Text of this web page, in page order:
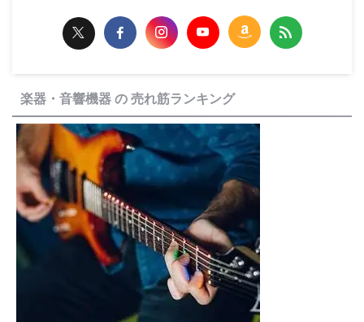
楽器・音響機器 の 売れ筋ランキング